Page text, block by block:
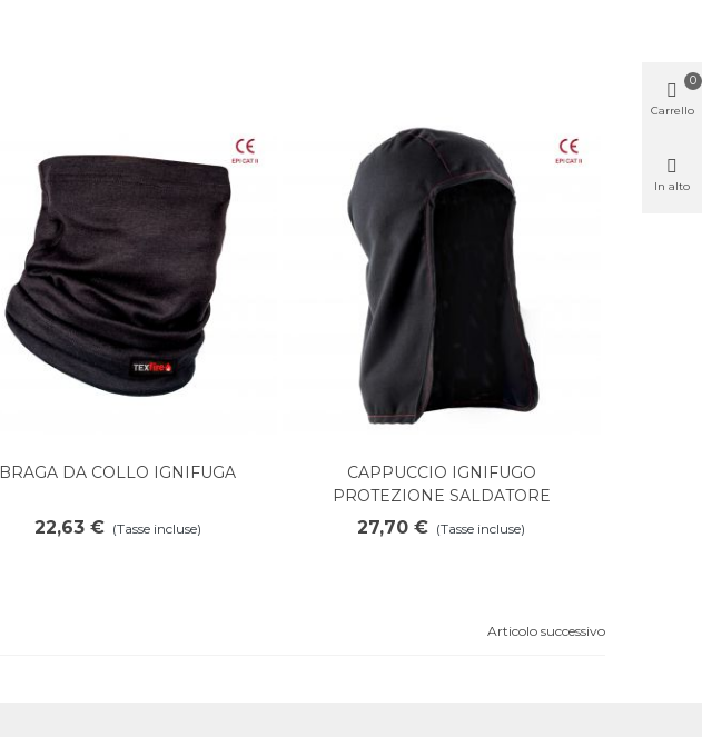
Aggiungi al carrello
BRAGA DA COLLO IGNIFUGA
22,63 € (Tasse incluse)
Aggiungi al carrello
CAPPUCCIO IGNIFUGO
PROTEZIONE SALDATORE
27,70 € (Tasse incluse)
Articolo successivo
Carrello
0
In alto